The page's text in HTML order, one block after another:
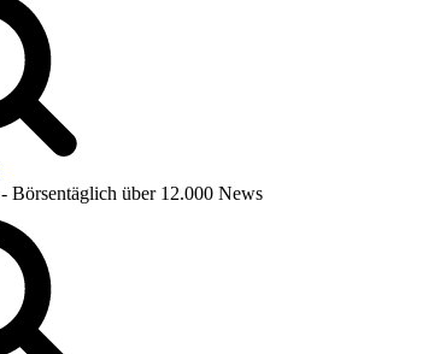
- Börsentäglich über 12.000 News